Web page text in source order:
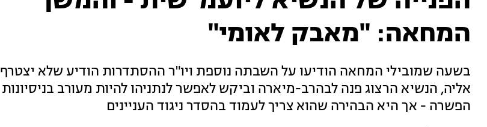
המחאה: "מאבק לאומי"
בשעה שמובילי המחאה הודיעו על השבתה נוספת ויו"ר ההסתדרות הודיע שלא יצטרף
אליה, הנשיא הרצוג פנה לבהרב-מיארה וביקש לאפשר לנתניהו להיות מעורב בניסיונות
הפשרה - אך היא הבהירה שהוא צריך לעמוד בהסדר ניגוד העניינים